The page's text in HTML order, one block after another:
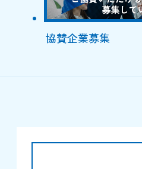
協賛企業募集